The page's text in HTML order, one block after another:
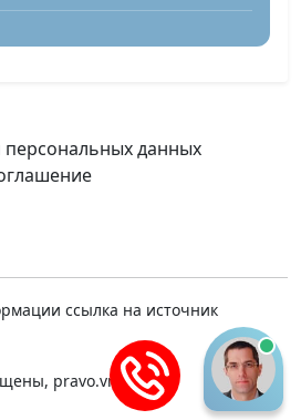
данных
ссылка на источник
pravo.vnmsk.ru.